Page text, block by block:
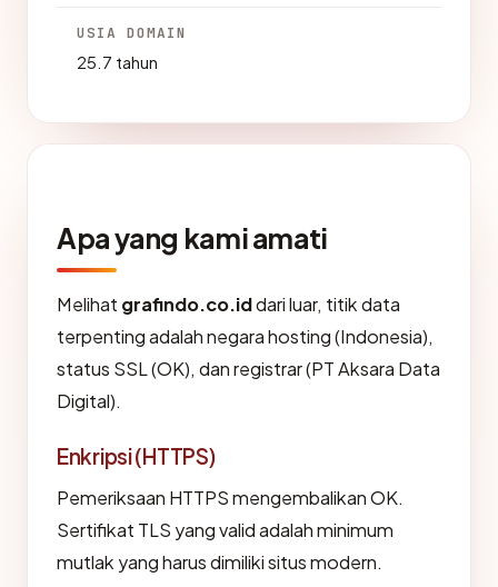
USIA DOMAIN
25.7 tahun
Apa yang kami amati
Melihat grafindo.co.iddari luar, titik data
terpenting adalah negara hosting (Indonesia),
status SSL (OK), dan registrar (PT Aksara Data
Digital).
Enkripsi (HTTPS)
Pemeriksaan HTTPS mengembalikan OK.
Sertifikat TLS yang valid adalah minimum
mutlak yang harus dimiliki situs modern.